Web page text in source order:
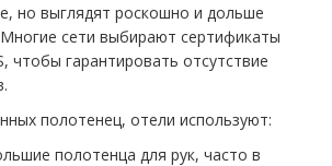
но выглядят роскошно и дольше
сети выбирают сертификаты
чтобы гарантировать отсутствие
полотенец, отели используют:
полотенца для рук, часто в